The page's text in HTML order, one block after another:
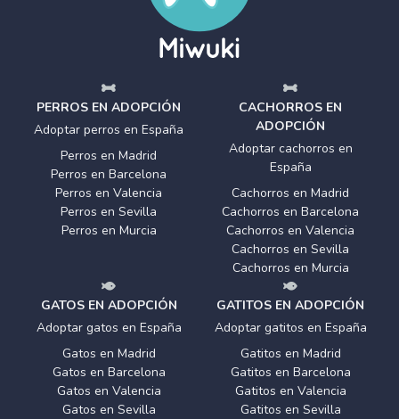
PERROS EN ADOPCIÓN
Adoptar perros en España
Perros en Madrid
Perros en Barcelona
Perros en Valencia
Perros en Sevilla
Perros en Murcia
CACHORROS EN
ADOPCIÓN
Adoptar cachorros en
España
Cachorros en Madrid
Cachorros en Barcelona
Cachorros en Valencia
Cachorros en Sevilla
Cachorros en Murcia
GATOS EN ADOPCIÓN
Adoptar gatos en España
Gatos en Madrid
Gatos en Barcelona
Gatos en Valencia
Gatos en Sevilla
GATITOS EN ADOPCIÓN
Adoptar gatitos en España
Gatitos en Madrid
Gatitos en Barcelona
Gatitos en Valencia
Gatitos en Sevilla